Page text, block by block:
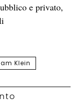
e privato,
Klein